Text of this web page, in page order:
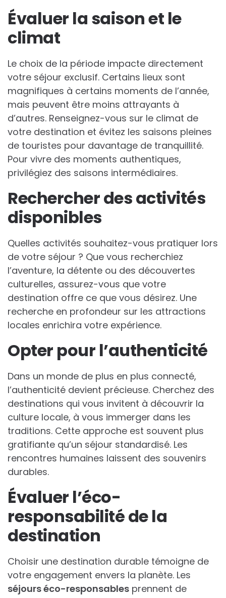
Évaluer la saison et le
climat
Le choix de la période impacte directement
votre séjour exclusif. Certains lieux sont
magnifiques à certains moments de l’année,
mais peuvent être moins attrayants à
d’autres. Renseignez-vous sur le climat de
votre destination et évitez les saisons pleines
de touristes pour davantage de tranquillité.
Pour vivre des moments authentiques,
privilégiez des saisons intermédiaires.
Rechercher des activités
disponibles
Quelles activités souhaitez-vous pratiquer lors
de votre séjour ? Que vous recherchiez
l’aventure, la détente ou des découvertes
culturelles, assurez-vous que votre
destination offre ce que vous désirez. Une
recherche en profondeur sur les attractions
locales enrichira votre expérience.
Opter pour l’authenticité
Dans un monde de plus en plus connecté,
l’authenticité devient précieuse. Cherchez des
destinations qui vous invitent à découvrir la
culture locale, à vous immerger dans les
traditions. Cette approche est souvent plus
gratifiante qu’un séjour standardisé. Les
rencontres humaines laissent des souvenirs
durables.
Évaluer l’éco-
responsabilité de la
destination
Choisir une destination durable témoigne de
votre engagement envers la planète. Les
séjours éco-responsables prennent de